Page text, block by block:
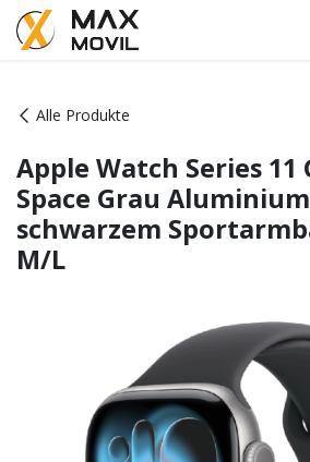
Zum Inhalt springen
Alle Produkte
Apple Watch Series 11
Space Grau
schwarzem
M/L